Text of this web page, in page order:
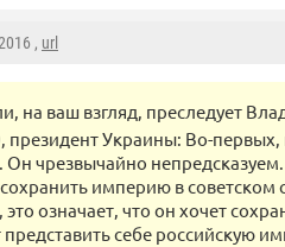
, url
на ваш взгляд, преследует
Украины: Во-первых,
чрезвычайно
империю в советском
означает, что он хочет
себе российскую